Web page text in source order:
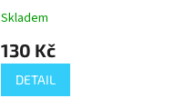
šířka 150 cm
Skladem
130 Kč
DETAIL